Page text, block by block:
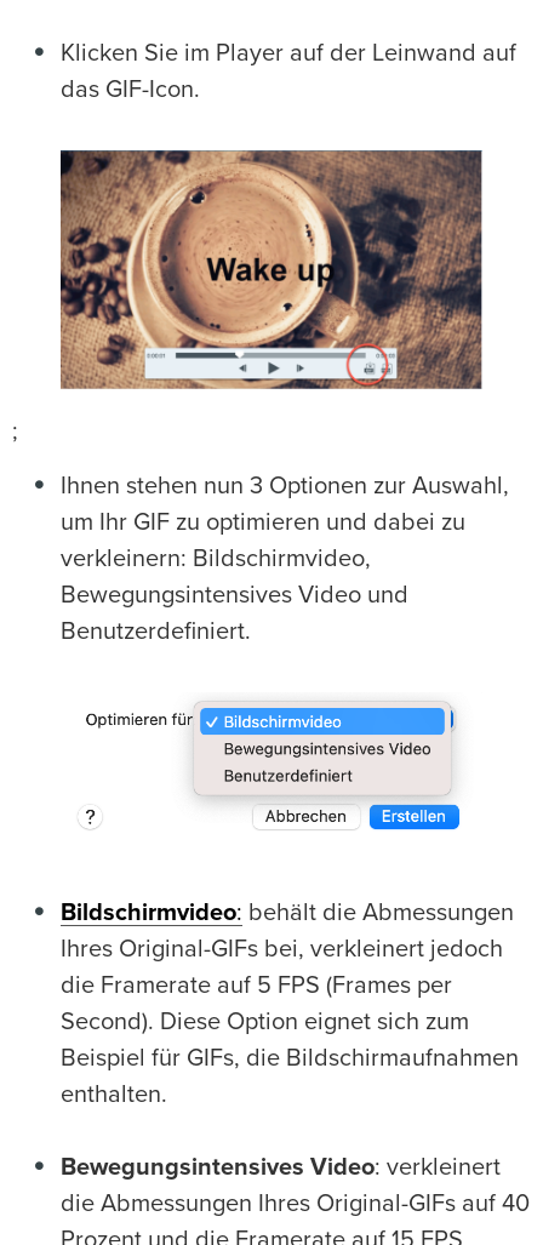
Klicken Sie im Player auf der Leinwand auf
das GIF-Icon.
;
Ihnen stehen nun 3 Optionen zur Auswahl,
um Ihr GIF zu optimieren und dabei zu
verkleinern: Bildschirmvideo,
Bewegungsintensives Video und
Benutzerdefiniert.
Bildschirmvideo: behält die Abmessungen
Ihres Original-GIFs bei, verkleinert jedoch
die Framerate auf 5 FPS (Frames per
Second). Diese Option eignet sich zum
Beispiel für GIFs, die Bildschirmaufnahmen
enthalten.
Bewegungsintensives Video: verkleinert
die Abmessungen Ihres Original-GIFs auf 40